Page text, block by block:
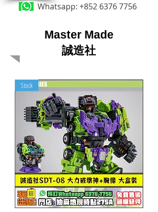
Whatsapp: +852 6376 7756
Master Made
誠造社
Stock